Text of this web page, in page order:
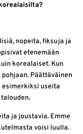
nopeita, fiksuja ja
etenemään
korealaiset. Kun
Päättäväinen
esimerkiksi useita
ja joustavia. Emme
voisi luulla.